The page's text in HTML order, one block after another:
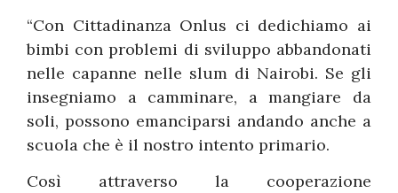
“Con Cittadinanza Onlus ci dedichiamo ai
bimbi con problemi di sviluppo abbandonati
nelle capanne nelle slum di Nairobi. Se gli
insegniamo a camminare, a mangiare da
soli, possono emanciparsi andando anche a
scuola che è il nostro intento primario.
Così attraverso la cooperazione